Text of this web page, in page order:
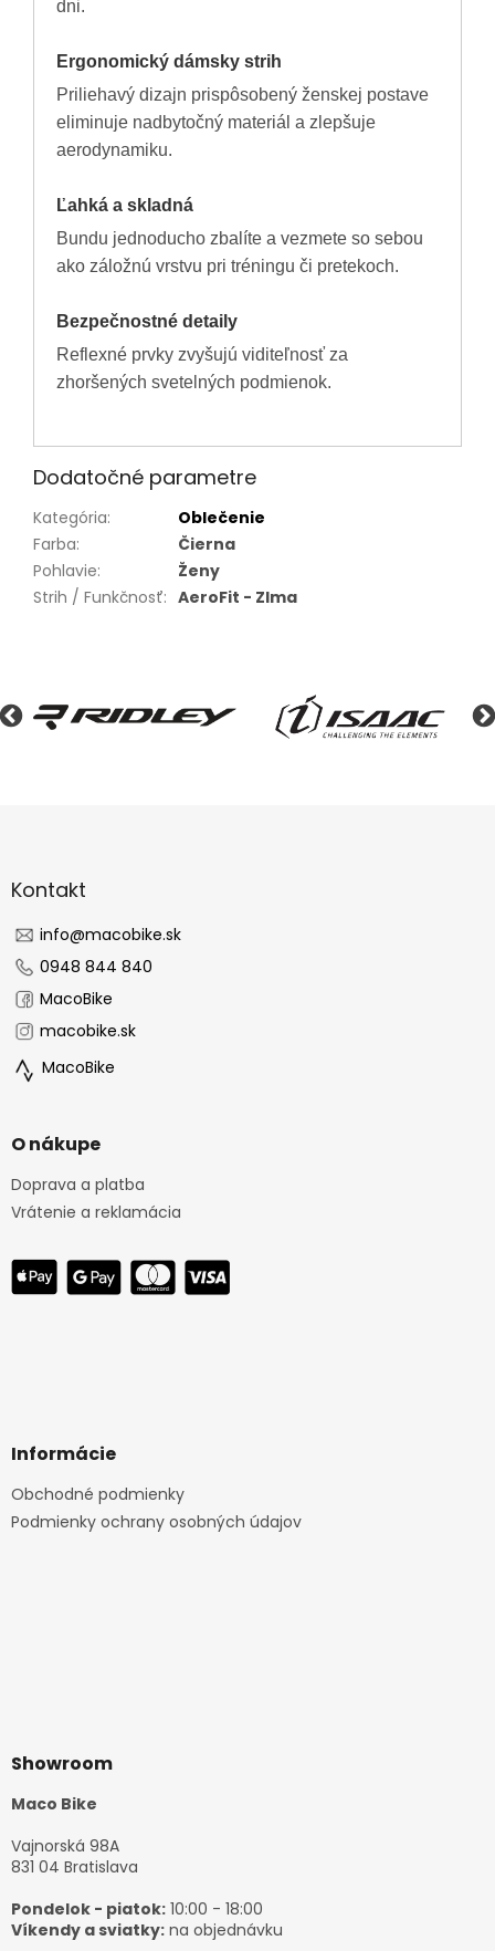
dni.
Ergonomický dámsky strih
Priliehavý dizajn prispôsobený ženskej postave
eliminuje nadbytočný materiál a zlepšuje
aerodynamiku.
Ľahká a skladná
Bundu jednoducho zbalíte a vezmete so sebou
ako záložnú vrstvu pri tréningu či pretekoch.
Bezpečnostné detaily
Reflexné prvky zvyšujú viditeľnosť za
zhoršených svetelných podmienok.
Dodatočné parametre
Kategória:
Oblečenie
Farba:
Čierna
Pohlavie:
Ženy
Strih / Funkčnosť: AeroFit - ZIma
äKontakt
info@macobike.sk
0948 844 840
MacoBike
macobike.sk
MacoBike
O nákupe
Doprava a platba
Vrátenie a reklamácia
Informácie
Obchodné podmienky
Podmienky ochrany osobných údajov
Showroom
Maco Bike
Vajnorská 98A
831 04 Bratislava
Pondelok - piatok: 10:00 - 18:00
Víkendy a sviatky: na objednávku